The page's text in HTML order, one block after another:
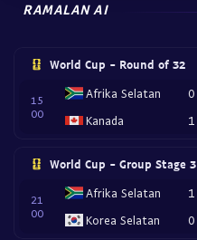
RAMALAN AI
World Cup - Round of 32
15
00
Afrika Selatan
Kanada
0
1
World Cup - Group Stage 3
21
00
Afrika Selatan
Korea Selatan
1
0